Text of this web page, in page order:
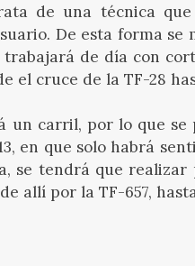
de una técnica
De esta forma se
de día con
el cruce de la TF-28
un carril, por lo que
en que solo habrá
se tendrá que
allí por la TF-657,